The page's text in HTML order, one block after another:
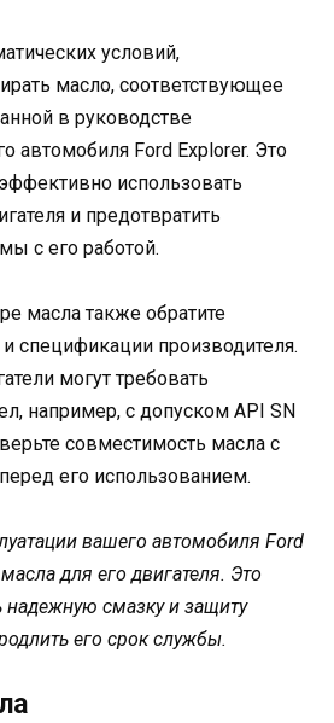
условий,
масло, соответствующее
в руководстве
автомобиля Ford Explorer. Это
использовать
и предотвратить
с его работой.
масла также обратите
спецификации производителя.
могут требовать
например, с допуском API SN
совместимость масла с
его использованием.
вашего автомобиля Ford
для его двигателя. Это
надежную смазку и защиту
его срок службы.